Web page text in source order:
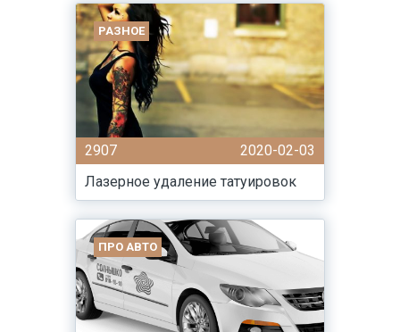
РАЗНОЕ
2907
2020-02-03
Лазерное удаление татуировок
ПРО АВТО